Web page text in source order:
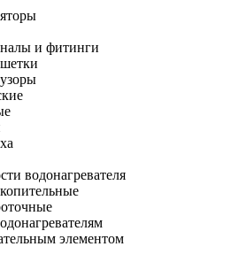
и фитинги
водонагревателя
элементом